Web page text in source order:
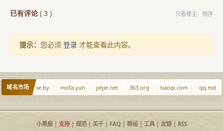
已有评论( 3 ) 只看楼主 倒序
提示： 您必须 登录 才能查看此内容。
域名市场
metaverse.by mofa.yun jiejie.net 363.org tiaoqi.com qq.md
小黑屋| 支持| 规范| 关于| FAQ| 群组| 工具| 友链| RSS